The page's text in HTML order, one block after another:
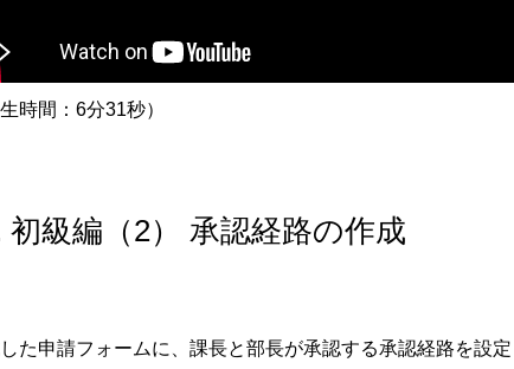
生時間：6分31秒）
初級編（2） 承認経路の作成
た申請フォームに、課長と部長が承認する承認経路を設